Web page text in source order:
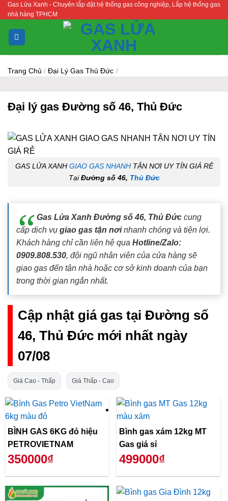
Bỏ
qua
nội
dung
Gas Lửa Xanh - Chuyên lắp đặt hệ thống gas công nghiệp, Lắp hệ thống gas
nhà hàng TPHCM
Trang Chủ / Đại Lý Gas Thủ Đức /
Đại lý gas Đường số 46, Thủ Đức
GAS LỬA XANH GIAO GAS NHANHTẬN NƠI UY TÍN GIÁ RẺ
TạiĐường số 46, Thủ Đức
Gas Lửa Xanh Đường số 46, Thủ Đức cung
cấp dịch vụ giao gas tận nơinhanh chóng và tiện lợi.
Khách hàng chỉ cần liên hệ qua Hotline/Zalo:
0909.808.530, đội ngũ nhân viên của cửa hàng sẽ
giao gas đến tận nhà hoặc cơ sở kinh doanh của bạn
trong thời gian ngắn nhất.
Cập nhật giá gas tại Đường số
46, Thủ Đức mới nhất ngày
07/08
Giá Cao - Thấp Giá Thấp - Cao
BÌNH GAS 6KG đỏ hiệu
PETROVIETNAM
350000₫
Bình gas xám 12kg MT
Gas giá sỉ
499000₫